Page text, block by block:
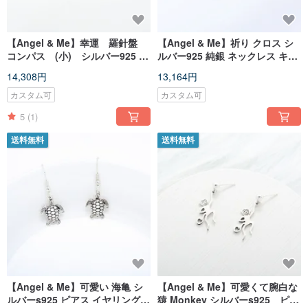
【Angel & Me】幸運 羅針盤
コンパス (小) シルバー925 純
記念日 誕生日 卒業 クリスマ
スプレゼント
14,308円
カスタム可
5 (1)
【Angel & Me】祈り クロス シ
ルバー925 純銀 ネックレス キリ
インデー クリスマスプレゼン
ト
13,164円
カスタム可
送料無料
【Angel & Me】可愛い 海亀 シ
ルバーs925 ピアス イヤリング
送料無料
【Angel & Me】可愛くて腕白な
猿 Monkey シルバーs925 ピア